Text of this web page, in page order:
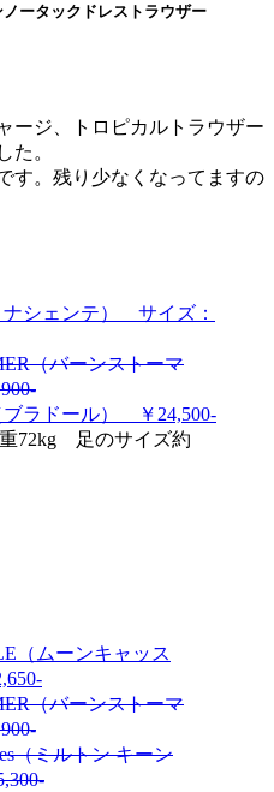
ータックドレストラウザー
ージ、トロピカルトラウザー
た。
す。残り少なくなってますの
ナシェンテ） サイズ：
（バーンストーマ
ブラドール） ￥24,500-
72kg 足のサイズ約
（ムーンキャッス
（バーンストーマ
（ミルトン キーン